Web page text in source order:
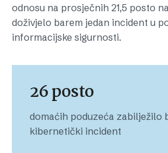
odnosu na prosječnih 21,5 posto
doživjelo barem jedan incident u
informacijske sigurnosti.
26 posto
domaćih poduzeća zabilježilo
kibernetički incident